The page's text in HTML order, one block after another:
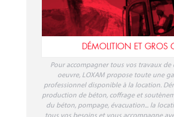
DÉMOLITION ET GROS
Pour accompagner tous vos travaux
oeuvre, LOXAM propose toute une
professionnel disponible à la location.
production de béton, coffrage et
du béton, pompage, évacuation... la